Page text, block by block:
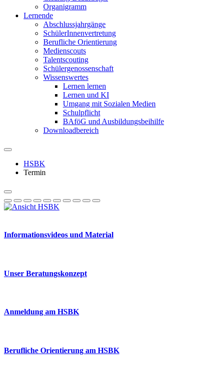
Organigramm
Lernende
Abschlussjahrgänge
SchülerInnenvertretung
Berufliche Orientierung
Medienscouts
Talentscouting
Schüler­genossen­schaft
Wissenswertes
Lernen lernen
Lernen und KI
Umgang mit Sozialen Medien
Schulpflicht
BAföG und Ausbildungsbeihilfe
Downloadbereich
HSBK
Termin
Informationsvideos und Material
Unser Beratungskonzept
Anmeldung am HSBK
Berufliche Orientierung am HSBK